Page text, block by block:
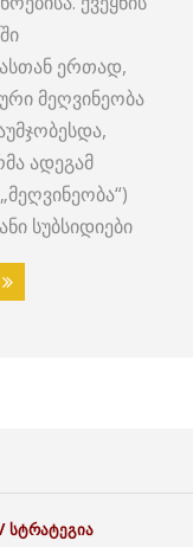
ერთად,
მეღვინეობა
ადეგამ
სუბსიდიები
/სტრატეგია